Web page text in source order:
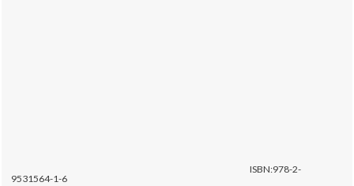
ISBN:978-2-
9531564-1-6